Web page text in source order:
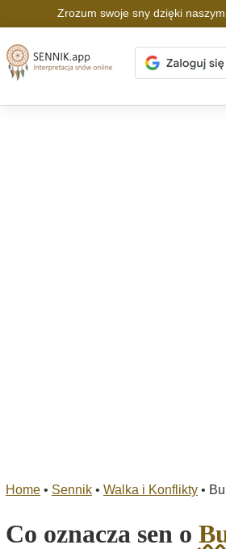
Zrozum swoje sny dzięki
Home • Sennik • Walka i Konflikty •
Co oznacza sen o